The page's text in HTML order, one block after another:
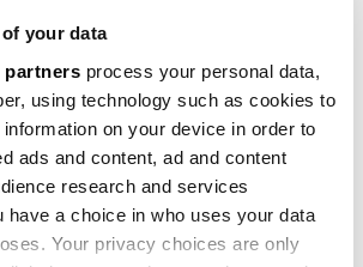
your data
partners process your personal data,
using technology such as cookies to
on your device in order to
ads and content, ad and content
research and services
have a choice in who uses your data
Your privacy choices are only
senza bisogno di modifiche.
e Svizzera (CEE).
è incluso.
di riferimento nella produzione di
per moto, situata a Cerro